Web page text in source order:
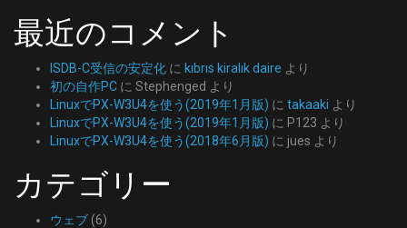
最近のコメント
ISDB-C受信の安定化 に kıbrıs kiralık daire より
初の自作PC に Stephenged より
LinuxでPX-W3U4を使う(2019年1月版) に takaaki より
LinuxでPX-W3U4を使う(2019年1月版) に P123 より
LinuxでPX-W3U4を使う(2018年6月版) に jues より
カテゴリー
ウェブ (6)